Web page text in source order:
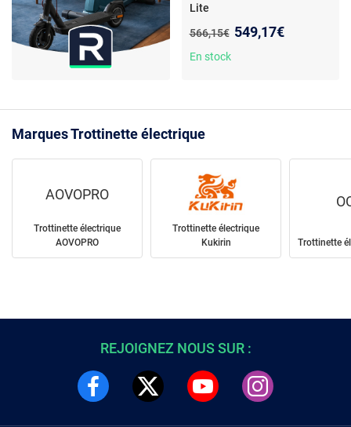
Lite
Ancien prix :
566,15€ Nouveau prix :
549,17€
En stock
Marques Trottinette électrique
AOVOPRO
Trottinette électrique
AOVOPRO
Trottinette électrique
Kukirin
Trottinette
REJOIGNEZ NOUS SUR :